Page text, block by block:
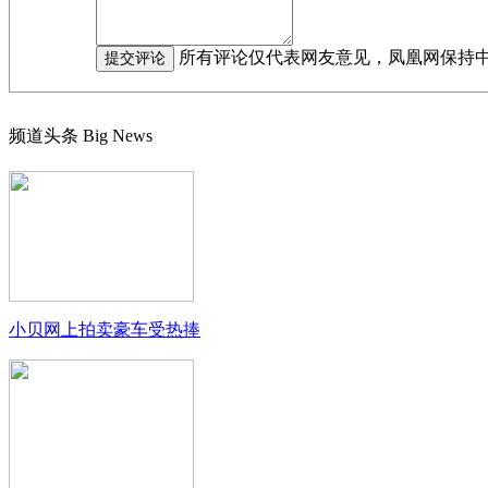
所有评论仅代表网友意见，凤凰网保持
频道头条 Big News
小贝网上拍卖豪车受热捧